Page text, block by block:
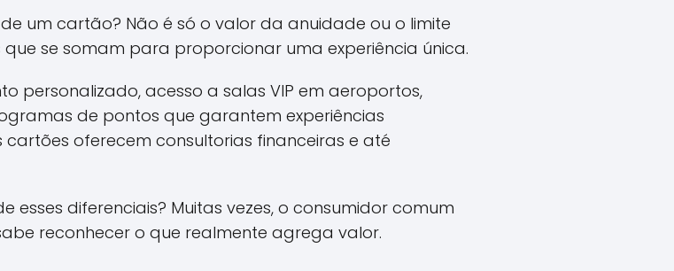
um cartão? Não é só o valor da anuidade ou o limite
se somam para proporcionar uma experiência única.
personalizado, acesso a salas VIP em aeroportos,
de pontos que garantem experiências
cartões oferecem consultorias financeiras e até
diferenciais? Muitas vezes, o consumidor comum
reconhecer o que realmente agrega valor.